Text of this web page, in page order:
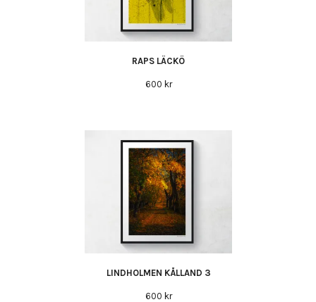
RAPS LÄCKÖ
600 kr
LINDHOLMEN KÅLLAND 3
600 kr